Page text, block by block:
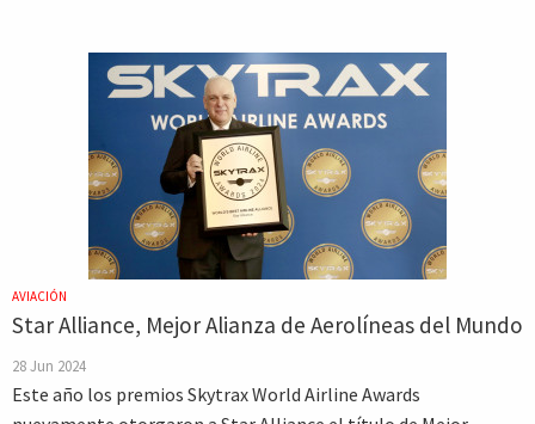
AVIACIÓN
Star Alliance, Mejor Alianza de Aerolíneas del Mundo
28 Jun 2024
Este año los premios Skytrax World Airline Awards